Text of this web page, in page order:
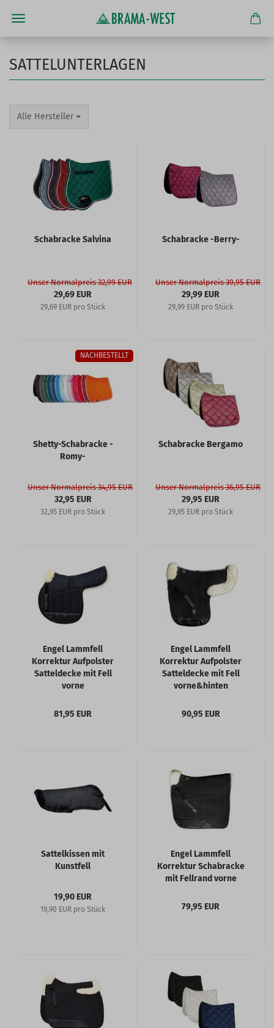
SATTELUNTERLAGEN
Alle Hersteller
Schabracke Salvina
Unser Normalpreis 32,99 EUR
29,69 EUR
29,69 EUR pro Stück
Schabracke -Berry-
Unser Normalpreis 39,95 EUR
29,99 EUR
29,99 EUR pro Stück
NACHBESTELLT
Shetty-Schabracke -
Romy-
Unser Normalpreis 34,95 EUR
32,95 EUR
32,95 EUR pro Stück
Schabracke Bergamo
Unser Normalpreis 36,95 EUR
29,95 EUR
29,95 EUR pro Stück
Engel Lammfell
Korrektur Aufpolster
Satteldecke mit Fell
vorne
81,95 EUR
Engel Lammfell
Korrektur Aufpolster
Satteldecke mit Fell
vorne&hinten
90,95 EUR
Sattelkissen mit
Kunstfell
19,90 EUR
19,90 EUR pro Stück
Engel Lammfell
Korrektur Schabracke
mit Fellrand vorne
79,95 EUR